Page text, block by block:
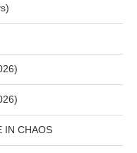
IN CHAOS